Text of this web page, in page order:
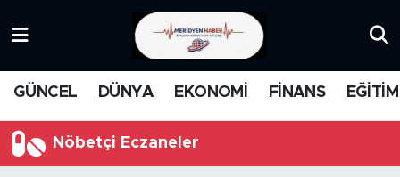
GÜNCEL DÜNYA EKONOMİ FİNANS EĞİTİM
Nöbetçi Eczaneler